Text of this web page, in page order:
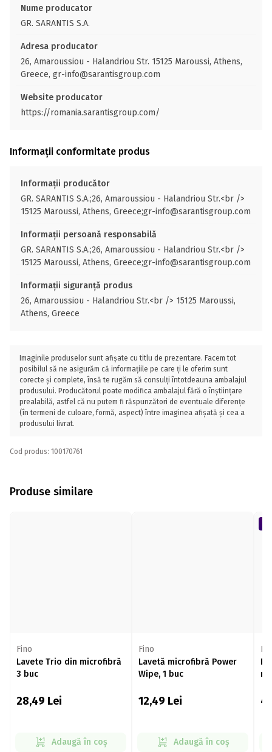
Nume producator
GR. SARANTIS S.A.
Adresa producator
26, Amaroussiou - Halandriou Str. 15125 Maroussi, Athens,
Greece, gr-info@sarantisgroup.com
Website producator
https://romania.sarantisgroup.com/
Informații conformitate produs
Informații producător
GR. SARANTIS S.A.;26, Amaroussiou - Halandriou Str.<br />
15125 Maroussi, Athens, Greece;gr-info@sarantisgroup.com
Informații persoană responsabilă
GR. SARANTIS S.A.;26, Amaroussiou - Halandriou Str.<br />
15125 Maroussi, Athens, Greece;gr-info@sarantisgroup.com
Informații siguranță produs
26, Amaroussiou - Halandriou Str.<br /> 15125 Maroussi,
Athens, Greece
Imaginile produselor sunt afișate cu titlu de prezentare. Facem tot
posibilul să ne asigurăm că informațiile pe care ți le oferim sunt
corecte și complete, însă te rugăm să consulți întotdeauna ambalajul
produsului. Producătorul poate modifica ambalajul fără o înștiințare
prealabilă, astfel că nu putem fi răspunzători de eventuale diferențe
(în termeni de culoare, formă, aspect) între imaginea afișată și cea a
produsului livrat.
Cod produs: 100170761
Produse similare
Fino
Lavete Trio din microfibră
3 buc
28,49 Lei
Adaugă în coș
Fino
Lavetă microfibră Power
Wipe, 1 buc
12,49 Lei
Adaugă în coș